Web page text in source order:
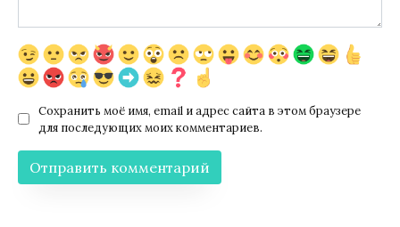
Сохранить моё имя, email и адрес сайта в этом браузере
для последующих моих комментариев.